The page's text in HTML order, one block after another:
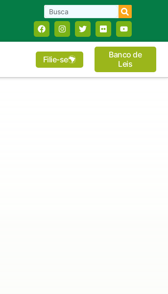
Filie-se
Banco de
Leis